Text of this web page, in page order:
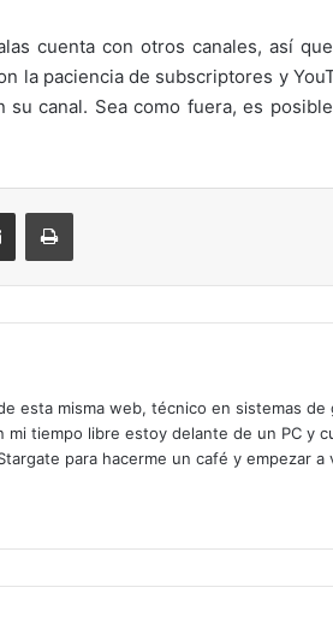
cuenta con otros canales, así
la paciencia de subscriptores y
canal. Sea como fuera, es
esta misma web, técnico en sistemas
tiempo libre estoy delante de un PC y
para hacerme un café y empezar